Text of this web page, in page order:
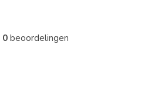
0beoordelingen